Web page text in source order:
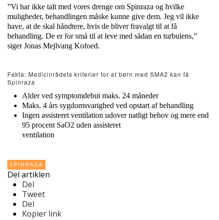
”Vi har ikke talt med vores drenge om Spinraza og hvilke
muligheder, behandlingen måske kunne give dem. Jeg vil ikke
have, at de skal håndtere, hvis de bliver fravalgt til at få
behandling. De er for små til at leve med sådan en turbulens,”
siger Jonas Mejlvang Kofoed.
Fakta: Medicinrådets kriterier for at børn med SMA2 kan få
Spinraza
Alder ved symptomdebut maks. 24 måneder
Maks. 4 års sygdomsvarighed ved opstart af behandling
Ingen assisteret ventilation udover natligt behov og mere end
95 procent SaO2 uden assisteret
ventilation
SPINRAZA
Del artiklen
Del
Tweet
Del
Kopier link